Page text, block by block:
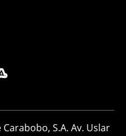
S.A. Av. Uslar